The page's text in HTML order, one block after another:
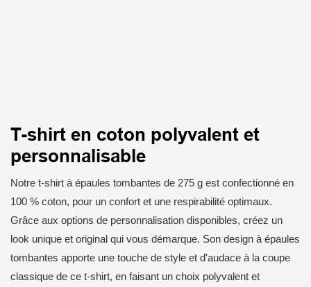
T-shirt en coton polyvalent et
personnalisable
Notre t-shirt à épaules tombantes de 275 g est confectionné en
100 % coton, pour un confort et une respirabilité optimaux.
Grâce aux options de personnalisation disponibles, créez un
look unique et original qui vous démarque. Son design à épaules
tombantes apporte une touche de style et d'audace à la coupe
classique de ce t-shirt, en faisant un choix polyvalent et